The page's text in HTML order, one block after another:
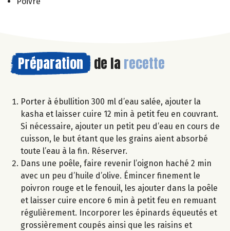
Préparation de la recette
Porter à ébullition 300 ml d’eau salée, ajouter la
kasha et laisser cuire 12 min à petit feu en couvrant.
Si nécessaire, ajouter un petit peu d’eau en cours de
cuisson, le but étant que les grains aient absorbé
toute l’eau à la fin. Réserver.
Dans une poêle, faire revenir l’oignon haché 2 min
avec un peu d’huile d’olive. Émincer finement le
poivron rouge et le fenouil, les ajouter dans la poêle
et laisser cuire encore 6 min à petit feu en remuant
régulièrement. Incorporer les épinards équeutés et
grossièrement coupés ainsi que les raisins et